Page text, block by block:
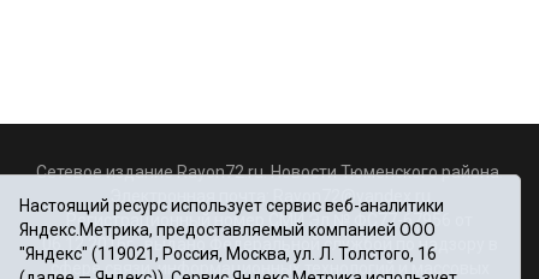
Сетевое издание Rayon72.ru. Новости Тюменского района.
Rayon72@yandex.ru
Регистрационный номер СМИ Эл № ФС77-67956 от
06.12.2016г., выдано Федеральной службой по надзору в
сфере связи, информационных технологий и массовых
Настоящий ресурс использует сервис веб-аналитики
Яндекс.Метрика, предоставляемый компанией ООО
"Яндекс" (119021, Россия, Москва, ул. Л. Толстого, 16